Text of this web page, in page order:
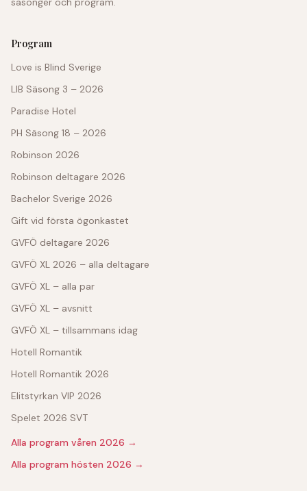
Program
Love is Blind Sverige
LIB Säsong 3 – 2026
Paradise Hotel
PH Säsong 18 – 2026
Robinson 2026
Robinson deltagare 2026
Bachelor Sverige 2026
Gift vid första ögonkastet
GVFÖ deltagare 2026
GVFÖ XL 2026 – alla deltagare
GVFÖ XL – alla par
GVFÖ XL – avsnitt
GVFÖ XL – tillsammans idag
Hotell Romantik
Hotell Romantik 2026
Elitstyrkan VIP 2026
Spelet 2026 SVT
Alla program våren 2026 →
Alla program hösten 2026 →